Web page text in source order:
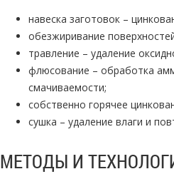
навеска заготовок –
обезжиривание
травление – удаление
флюсование – обработка
смачиваемости;
собственно горячее
сушка – удаление влаги и
МЕТОДЫ И